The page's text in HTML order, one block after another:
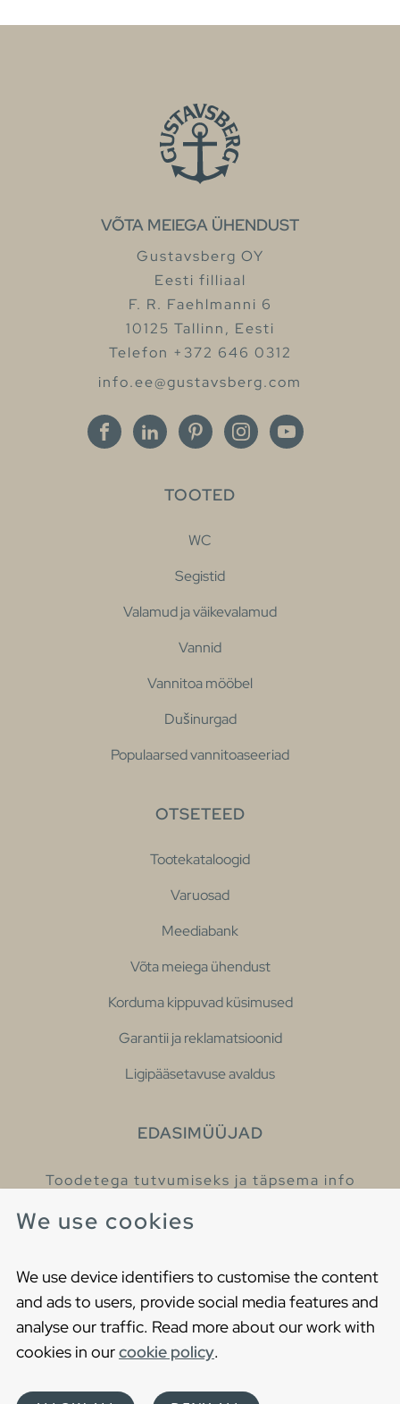
We use cookies
We use device identifiers to customise the content
and ads to users, provide social media features and
analyse our traffic. Read more about our work with
cookies in ourcookie policy.
VÕTA MEIEGA ÜHENDUST
Gustavsberg OY
Eesti filliaal
F. R. Faehlmanni 6
10125 Tallinn, Eesti
Telefon +372 646 0312
info.ee@gustavsberg.com
TOOTED
WC
Segistid
Valamud ja väikevalamud
Vannid
Vannitoa mööbel
Dušinurgad
Populaarsed vannitoaseeriad
OTSETEED
Tootekataloogid
Varuosad
Meediabank
Võta meiega ühendust
Korduma kippuvad küsimused
Garantii ja reklamatsioonid
Ligipääsetavuse avaldus
EDASIMÜÜJAD
Toodetega tutvumiseks ja täpsema info